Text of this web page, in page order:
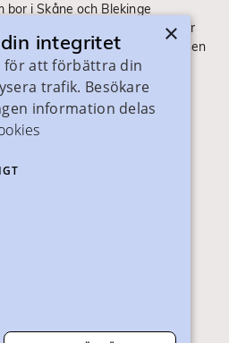
bor i Skåne och Blekinge
Här ser du vilka utbildningar
antagning går till. Webbplatsen
×
integritet
för att förbättra din
trafik. Besökare
information delas